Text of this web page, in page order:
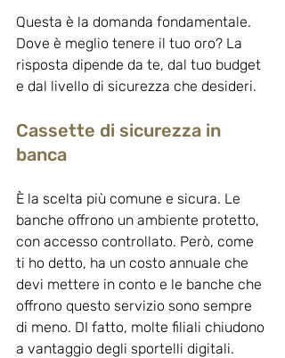
Questa è la domanda fondamentale.
Dove è meglio tenere il tuo oro? La
risposta dipende da te, dal tuo budget
e dal livello di sicurezza che desideri.
Cassette di sicurezza in
banca
È la scelta più comune e sicura. Le
banche offrono un ambiente protetto,
con accesso controllato. Però, come
ti ho detto, ha un costo annuale che
devi mettere in conto e le banche che
offrono questo servizio sono sempre
di meno. DI fatto, molte filiali chiudono
a vantaggio degli sportelli digitali.